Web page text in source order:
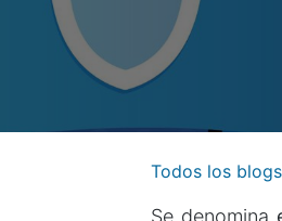
Todos los blogs
Se denomina